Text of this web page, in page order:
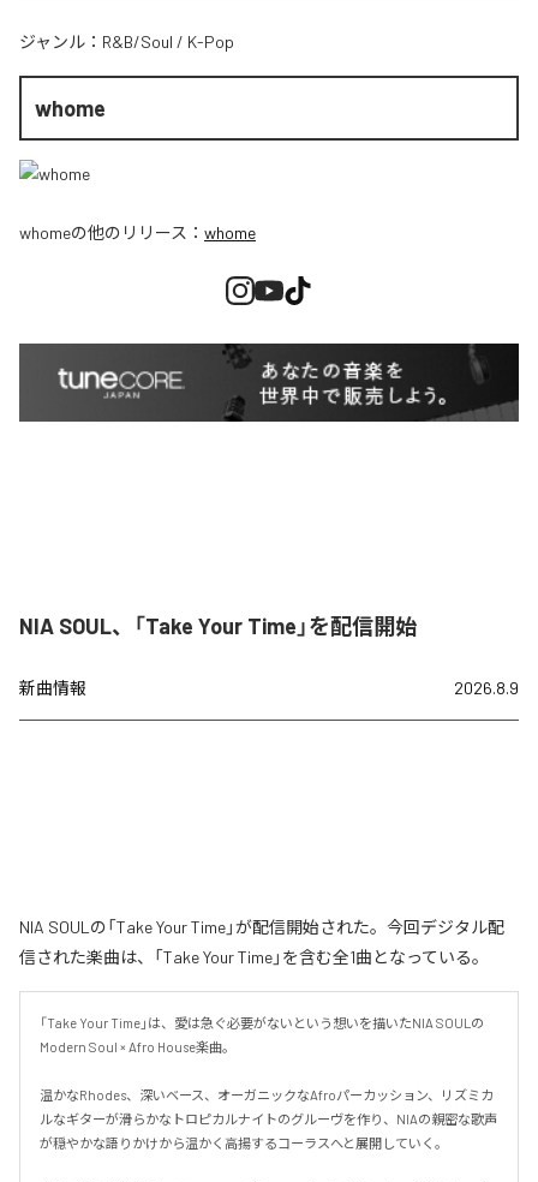
ジャンル： R&B/Soul / K-Pop
whome
whomeの他のリリース： whome
NIA SOUL、「Take Your Time」を配信開始
新曲情報 2026.8.9
NIA SOULの「Take Your Time」が配信開始された。今回デジタル配
信された楽曲は、「Take Your Time」を含む全1曲となっている。
「Take Your Time」は、愛は急ぐ必要がないという想いを描いたNIA SOULの
Modern Soul × Afro House楽曲。
温かなRhodes、深いベース、オーガニックなAfroパーカッション、リズミカ
ルなギターが滑らかなトロピカルナイトのグルーヴを作り、NIAの親密な歌声
が穏やかな語りかけから温かく高揚するコーラスへと展開していく。